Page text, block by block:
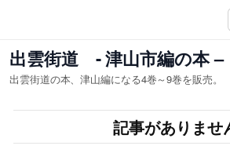
を
ス
キ
ッ
出雲街道 - 津山市編の本 –
出雲街道の本、津山編になる4巻～9巻を販売。
記事がありませ